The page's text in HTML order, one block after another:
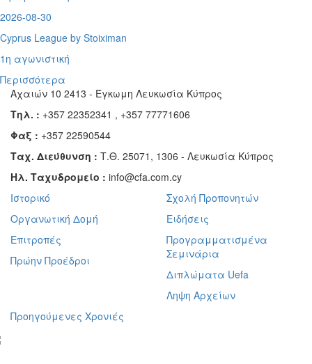
2026-08-30
Cyprus League by Stoiximan
1η αγωνιστική
Περισσότερα
Αχαιών 10 2413 - Έγκωμη Λευκωσία Κύπρος
Τηλ. : +357 22352341 , +357 77771606
Φαξ : +357 22590544
Ταχ. Διεύθυνση : Τ.Θ. 25071, 1306 - Λευκωσία Κύπρος
Ηλ. Ταχυδρομείο : info@cfa.com.cy
Ιστορικό
Οργανωτική Δομή
Επιτροπές
Πρώην Προέδροι
Σχολή Προπονητών
Ειδήσεις
Προγραμματισμένα
Σεμινάρια
Διπλώματα Uefa
Ληψη Αρχείων
Προηγούμενες Χρονιές